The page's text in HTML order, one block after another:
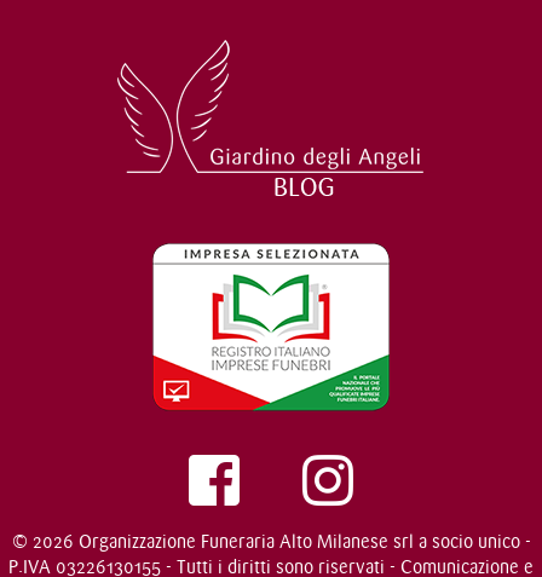
© 2026 Organizzazione Funeraria Alto Milanese srl a socio unico -
P.IVA 03226130155 - Tutti i diritti sono riservati - Comunicazione e